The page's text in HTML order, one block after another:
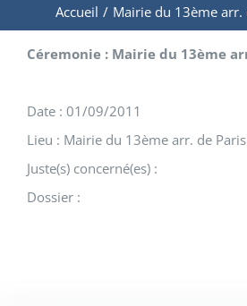
Accueil / Mairie du 13ème arr.
Céremonie : Mairie du 13ème
Date : 01/09/2011
Lieu : Mairie du 13ème arr. de
Juste(s) concerné(es) :
Dossier :